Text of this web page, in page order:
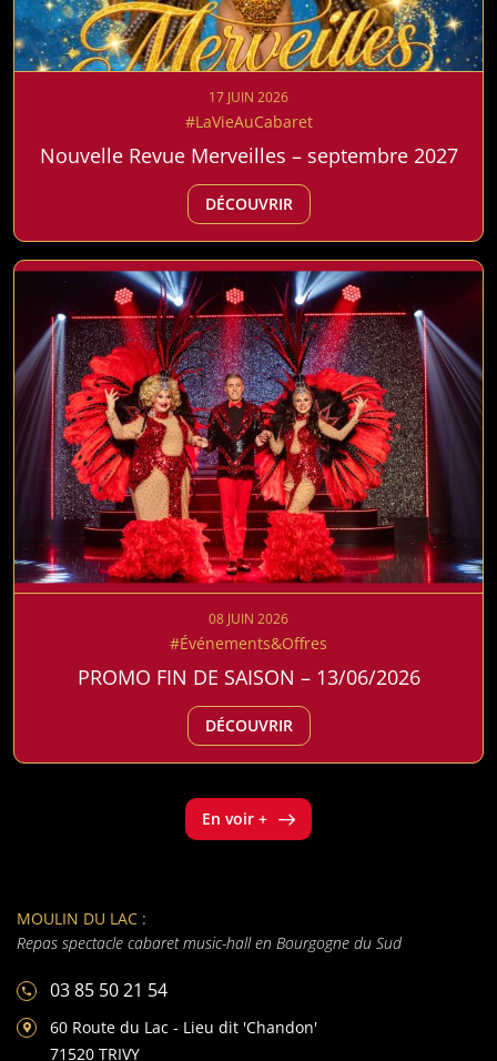
17 JUIN 2026
#LaVieAuCabaret
Nouvelle Revue Merveilles – septembre 2027
DÉCOUVRIR
08 JUIN 2026
#Événements&Offres
PROMO FIN DE SAISON – 13/06/2026
DÉCOUVRIR
En voir +
MOULIN DU LAC :
Repas spectacle cabaret music-hall en Bourgogne du Sud
03 85 50 21 54
60 Route du Lac - Lieu dit 'Chandon'
71520 TRIVY